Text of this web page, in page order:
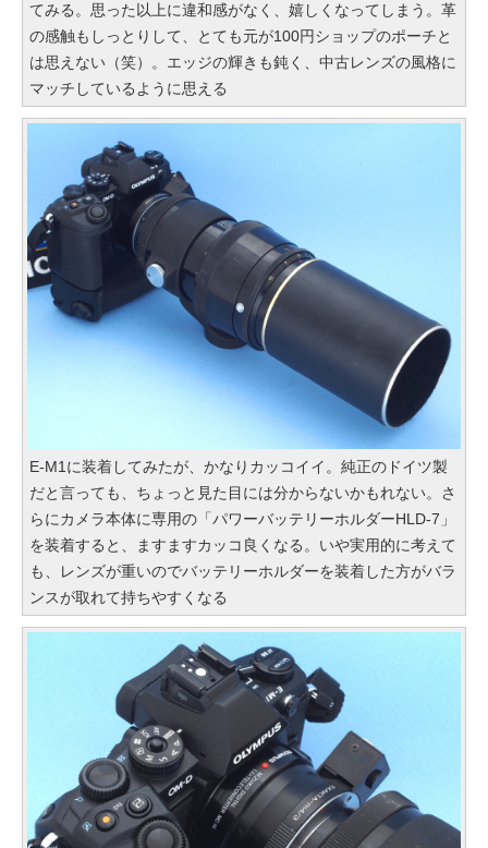
てみる。思った以上に違和感がなく、嬉しくなってしまう。革
の感触もしっとりして、とても元が100円ショップのポーチと
は思えない（笑）。エッジの輝きも鈍く、中古レンズの風格に
マッチしているように思える
E-M1に装着してみたが、かなりカッコイイ。純正のドイツ製
だと言っても、ちょっと見た目には分からないかもれない。さ
らにカメラ本体に専用の「パワーバッテリーホルダーHLD-7」
を装着すると、ますますカッコ良くなる。いや実用的に考えて
も、レンズが重いのでバッテリーホルダーを装着した方がバラ
ンスが取れて持ちやすくなる